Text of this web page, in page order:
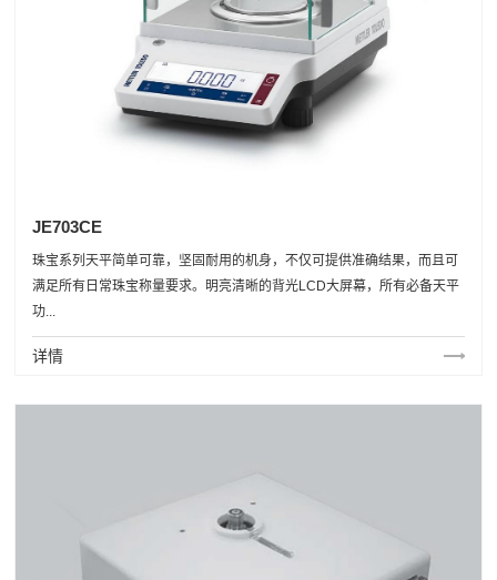
JE703CE
珠宝系列天平简单可靠，坚固耐用的机身，不仅可提供准确结果，而且可
满足所有日常珠宝称量要求。明亮清晰的背光LCD大屏幕，所有必备天平
功...
详情